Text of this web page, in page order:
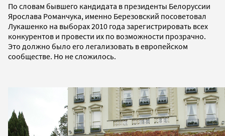
По словам бывшего кандидата в президенты Белоруссии
Ярослава Романчука, именно Березовский посоветовал
Лукашенко на выборах 2010 года зарегистрировать всех
конкурентов и провести их по возможности прозрачно.
Это должно было его легализовать в европейском
сообществе. Но не сложилось.